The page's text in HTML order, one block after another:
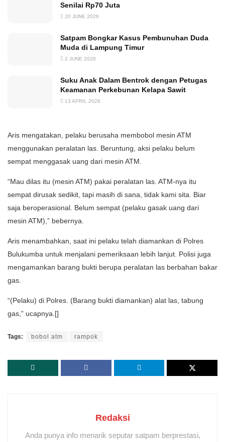
Senilai Rp70 Juta
20 JUNE 2026
Satpam Bongkar Kasus Pembunuhan Duda
Muda di Lampung Timur
2 JUNE 2026
Suku Anak Dalam Bentrok dengan Petugas
Keamanan Perkebunan Kelapa Sawit
13 APRIL 2026
Aris mengatakan, pelaku berusaha membobol mesin ATM
menggunakan peralatan las. Beruntung, aksi pelaku belum
sempat menggasak uang dari mesin ATM.
“Mau dilas itu (mesin ATM) pakai peralatan las. ATM-nya itu
sempat dirusak sedikit, tapi masih di sana, tidak kami sita. Biar
saja beroperasional. Belum sempat (pelaku gasak uang dari
mesin ATM),” bebernya.
Aris menambahkan, saat ini pelaku telah diamankan di Polres
Bulukumba untuk menjalani pemeriksaan lebih lanjut. Polisi juga
mengamankan barang bukti berupa peralatan las berbahan bakar
gas.
“(Pelaku) di Polres. (Barang bukti diamankan) alat las, tabung
gas,” ucapnya.[]
Tags: bobol atm rampok
Redaksi
Anda punya info menarik seputar satpam berprestasi,